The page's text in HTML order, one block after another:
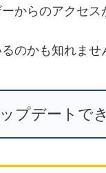
からのアクセス
のかも知れませ
プデートで